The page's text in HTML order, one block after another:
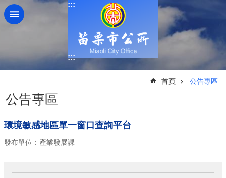
跳到主要內容區塊
:::
:::
首頁 公告專區
公告專區
環境敏感地區單一窗口查詢平台
發布單位：產業發展課